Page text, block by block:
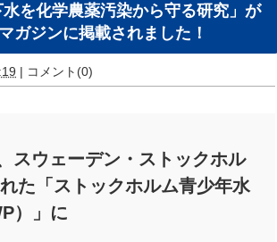
を化学農薬汚染から守る研究」が
ガジンに掲載されました！
| コメント(0)
スウェーデン・ストックホル
た「ストックホルム青少年水
）」に